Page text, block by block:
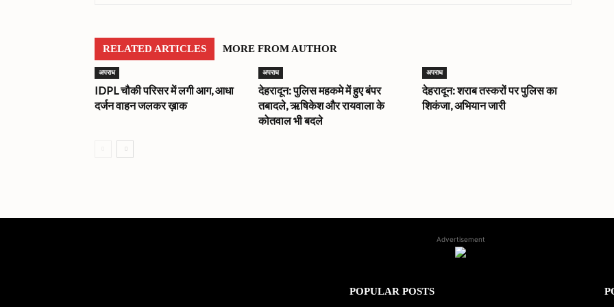
RELATED ARTICLES MORE FROM AUTHOR
अपराध
IDPL चौकी परिसर में लगी आग, आधा
दर्जन वाहन जलकर ख़ाक
अपराध
देहरादून: पुलिस महकमे में हुए बंपर
तबादले, ऋषिकेश और रायवाला के
कोतवाल भी बदले
अपराध
देहरादून: शराब तस्करों पर पुलिस का
शिकंजा, अभियान जारी
Advertisement
POPULAR POSTS